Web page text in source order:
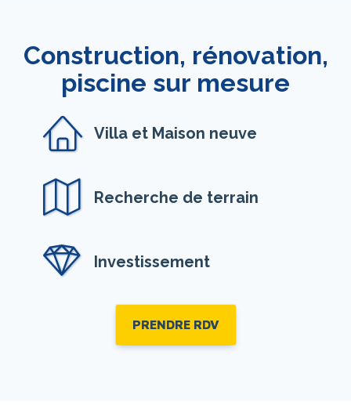
Construction, rénovation,
piscine sur mesure
Villa et Maison neuve
Recherche de terrain
Investissement
PRENDRE RDV